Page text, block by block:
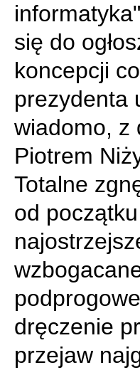
się do
koncepcji
prezydenta
wiadomo, z
Piotrem
Totalne
od
dręczenie
przejaw